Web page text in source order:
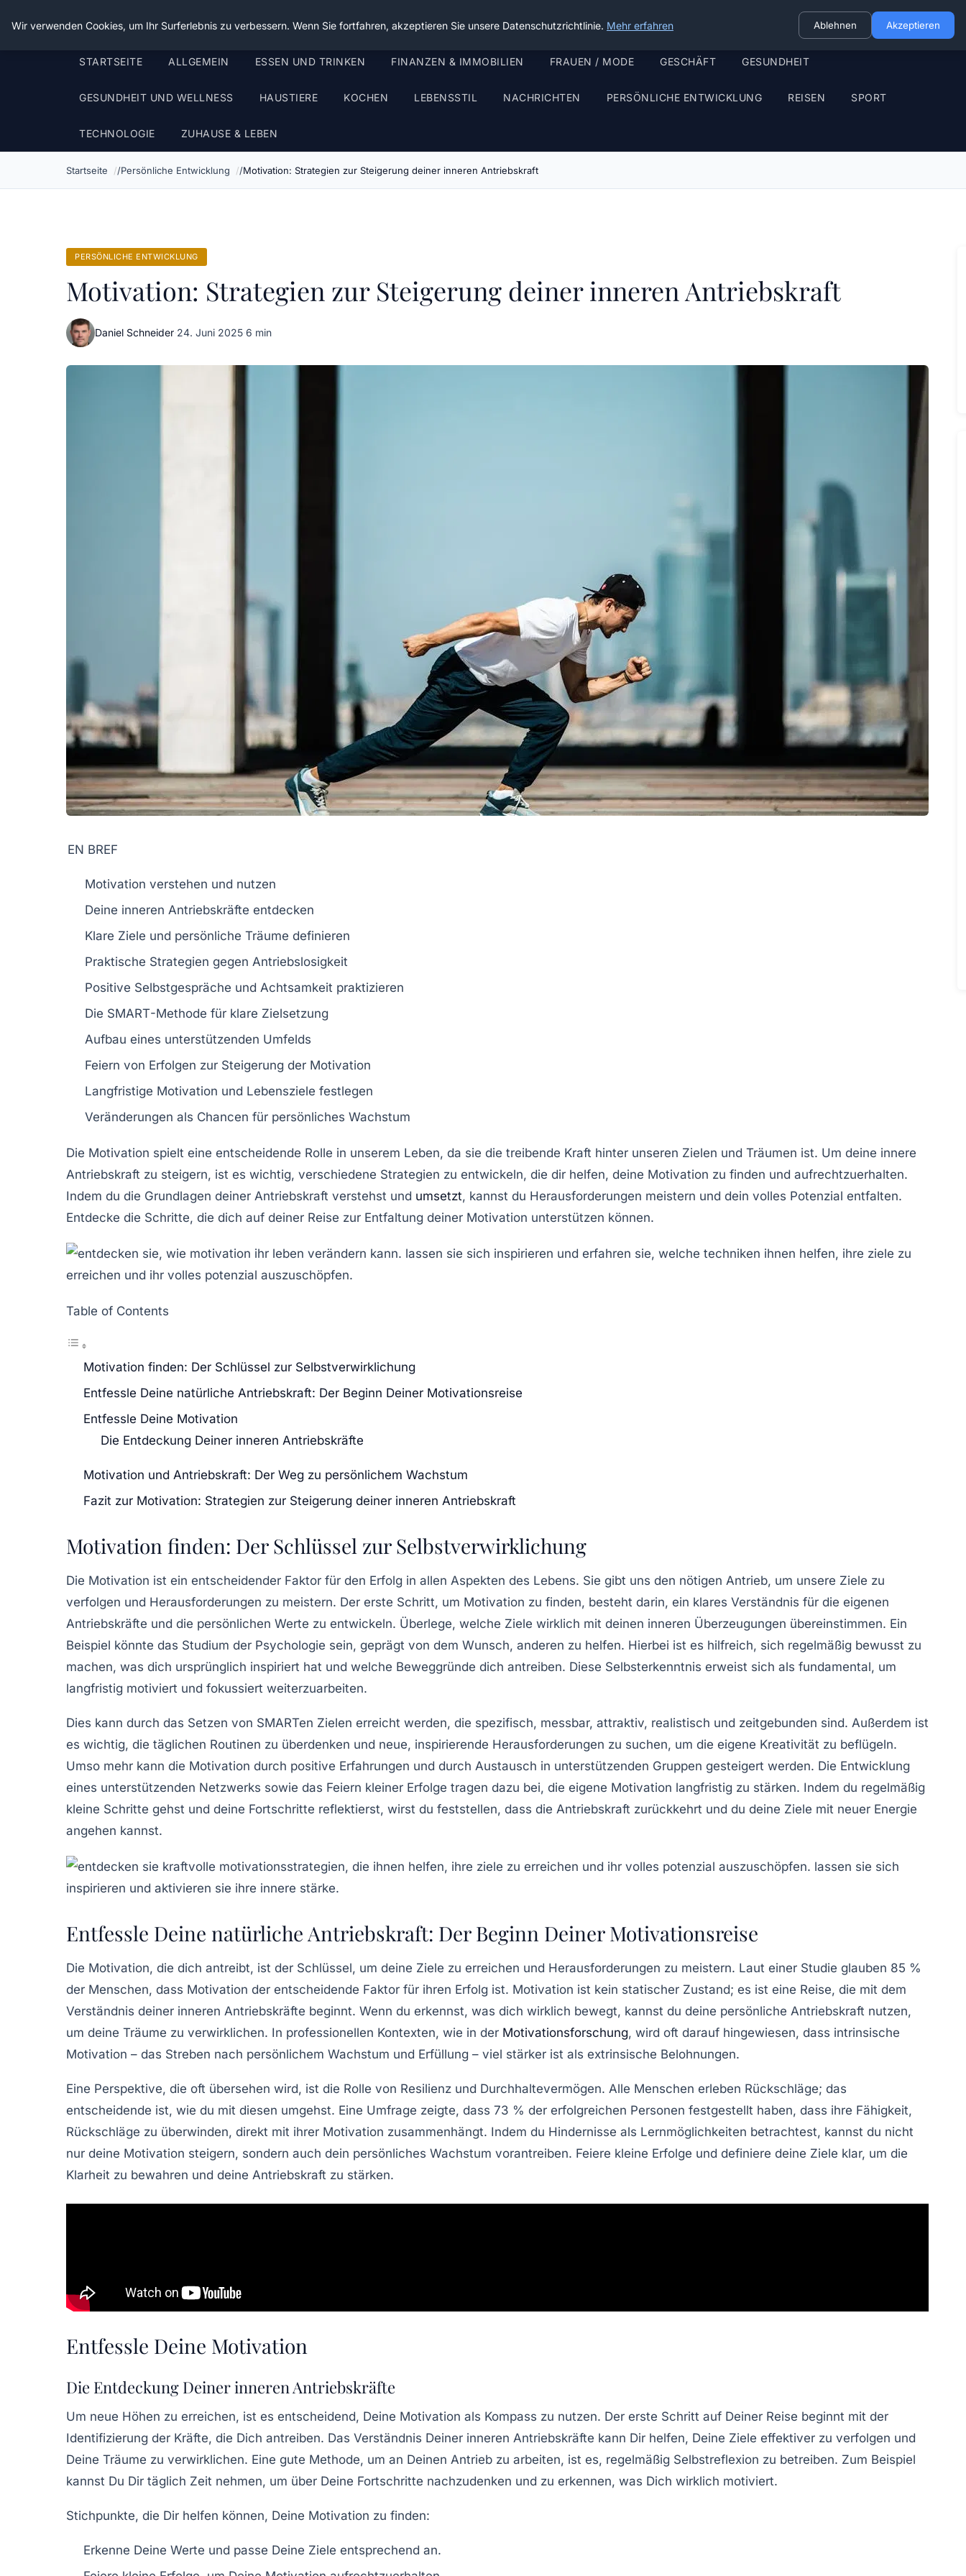
Die Schnitter
STARTSEITE ALLGEMEIN ESSEN UND TRINKEN FINANZEN & IMMOBILIEN FRAUEN / MODE GESCHÄFT GESUNDHEIT
GESUNDHEIT UND WELLNESS HAUSTIERE KOCHEN LEBENSSTIL NACHRICHTEN PERSÖNLICHE ENTWICKLUNG REISEN SPORT
TECHNOLOGIE ZUHAUSE & LEBEN
Startseite Persönliche Entwicklung Motivation: Strategien zur Steigerung deiner inneren Antriebskraft
PERSÖNLICHE ENTWICKLUNG
Motivation: Strategien zur Steigerung deiner inneren Antriebskraft
Daniel Schneider·24. Juni 2025·6 min
EN BREF
Motivation verstehen und nutzen
Deine inneren Antriebskräfte entdecken
Klare Ziele und persönliche Träume definieren
Praktische Strategien gegen Antriebslosigkeit
Positive Selbstgespräche und Achtsamkeit praktizieren
Die SMART-Methode für klare Zielsetzung
Aufbau eines unterstützenden Umfelds
Feiern von Erfolgen zur Steigerung der Motivation
Langfristige Motivation und Lebensziele festlegen
Veränderungen als Chancen für persönliches Wachstum
Die Motivation spielt eine entscheidende Rolle in unserem Leben, da sie die treibende Kraft hinter unseren Zielen und Träumen ist. Um deine innere
Antriebskraft zu steigern, ist es wichtig, verschiedene Strategien zu entwickeln, die dir helfen, deine Motivation zu finden und aufrechtzuerhalten.
Indem du die Grundlagen deiner Antriebskraft verstehst und umsetzt, kannst du Herausforderungen meistern und dein volles Potenzial entfalten.
Entdecke die Schritte, die dich auf deiner Reise zur Entfaltung deiner Motivation unterstützen können.
Table of Contents
Motivation finden: Der Schlüssel zur Selbstverwirklichung
Entfessle Deine natürliche Antriebskraft: Der Beginn Deiner Motivationsreise
Entfessle Deine Motivation
Die Entdeckung Deiner inneren Antriebskräfte
Motivation und Antriebskraft: Der Weg zu persönlichem Wachstum
Fazit zur Motivation: Strategien zur Steigerung deiner inneren Antriebskraft
Motivation finden: Der Schlüssel zur Selbstverwirklichung
Die Motivation ist ein entscheidender Faktor für den Erfolg in allen Aspekten des Lebens. Sie gibt uns den nötigen Antrieb, um unsere Ziele zu
verfolgen und Herausforderungen zu meistern. Der erste Schritt, um Motivation zu finden, besteht darin, ein klares Verständnis für die eigenen
Antriebskräfte und die persönlichen Werte zu entwickeln. Überlege, welche Ziele wirklich mit deinen inneren Überzeugungen übereinstimmen. Ein
Beispiel könnte das Studium der Psychologie sein, geprägt von dem Wunsch, anderen zu helfen. Hierbei ist es hilfreich, sich regelmäßig bewusst zu
machen, was dich ursprünglich inspiriert hat und welche Beweggründe dich antreiben. Diese Selbsterkenntnis erweist sich als fundamental, um
langfristig motiviert und fokussiert weiterzuarbeiten.
Dies kann durch das Setzen von SMARTen Zielen erreicht werden, die spezifisch, messbar, attraktiv, realistisch und zeitgebunden sind. Außerdem ist
es wichtig, die täglichen Routinen zu überdenken und neue, inspirierende Herausforderungen zu suchen, um die eigene Kreativität zu beflügeln.
Umso mehr kann die Motivation durch positive Erfahrungen und durch Austausch in unterstützenden Gruppen gesteigert werden. Die Entwicklung
eines unterstützenden Netzwerks sowie das Feiern kleiner Erfolge tragen dazu bei, die eigene Motivation langfristig zu stärken. Indem du regelmäßig
kleine Schritte gehst und deine Fortschritte reflektierst, wirst du feststellen, dass die Antriebskraft zurückkehrt und du deine Ziele mit neuer Energie
angehen kannst.
Entfessle Deine natürliche Antriebskraft: Der Beginn Deiner Motivationsreise
Die Motivation, die dich antreibt, ist der Schlüssel, um deine Ziele zu erreichen und Herausforderungen zu meistern. Laut einer Studie glauben 85 %
der Menschen, dass Motivation der entscheidende Faktor für ihren Erfolg ist. Motivation ist kein statischer Zustand; es ist eine Reise, die mit dem
Verständnis deiner inneren Antriebskräfte beginnt. Wenn du erkennst, was dich wirklich bewegt, kannst du deine persönliche Antriebskraft nutzen,
um deine Träume zu verwirklichen. In professionellen Kontexten, wie in der Motivationsforschung, wird oft darauf hingewiesen, dass intrinsische
Motivation – das Streben nach persönlichem Wachstum und Erfüllung – viel stärker ist als extrinsische Belohnungen.
Eine Perspektive, die oft übersehen wird, ist die Rolle von Resilienz und Durchhaltevermögen. Alle Menschen erleben Rückschläge; das
entscheidende ist, wie du mit diesen umgehst. Eine Umfrage zeigte, dass 73 % der erfolgreichen Personen festgestellt haben, dass ihre Fähigkeit,
Rückschläge zu überwinden, direkt mit ihrer Motivation zusammenhängt. Indem du Hindernisse als Lernmöglichkeiten betrachtest, kannst du nicht
nur deine Motivation steigern, sondern auch dein persönliches Wachstum vorantreiben. Feiere kleine Erfolge und definiere deine Ziele klar, um die
Klarheit zu bewahren und deine Antriebskraft zu stärken.
Entfessle Deine Motivation
Die Entdeckung Deiner inneren Antriebskräfte
Um neue Höhen zu erreichen, ist es entscheidend, Deine Motivation als Kompass zu nutzen. Der erste Schritt auf Deiner Reise beginnt mit der
Identifizierung der Kräfte, die Dich antreiben. Das Verständnis Deiner inneren Antriebskräfte kann Dir helfen, Deine Ziele effektiver zu verfolgen und
Deine Träume zu verwirklichen. Eine gute Methode, um an Deinen Antrieb zu arbeiten, ist es, regelmäßig Selbstreflexion zu betreiben. Zum Beispiel
kannst Du Dir täglich Zeit nehmen, um über Deine Fortschritte nachzudenken und zu erkennen, was Dich wirklich motiviert.
Stichpunkte, die Dir helfen können, Deine Motivation zu finden:
Erkenne Deine Werte und passe Deine Ziele entsprechend an.
Wir verwenden Cookies, um Ihr Surferlebnis zu verbessern. Wenn Sie fortfahren, akzeptieren Sie unsere Datenschutzrichtlinie. Mehr erfahren Ablehnen Akzeptieren